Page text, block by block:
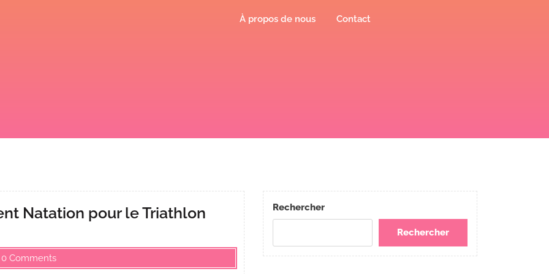
À propos de nous Contact
Natation pour le Triathlon
0 Comments
Rechercher
Rechercher